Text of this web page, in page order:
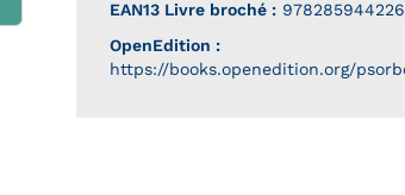
EAN13 Livre broché :
OpenEdition :
https://books.openedition.org/